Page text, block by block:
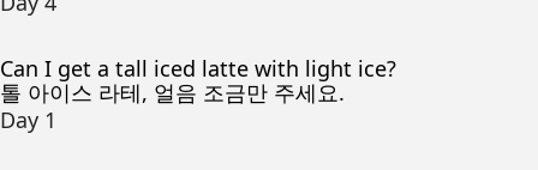
Can I get a tall iced latte with light ice?
톨 아이스 라테, 얼음 조금만 주세요.
Day 1